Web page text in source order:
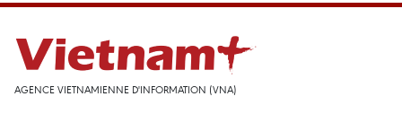
AGENCE VIETNAMIENNE D'INFORMATION (VNA)